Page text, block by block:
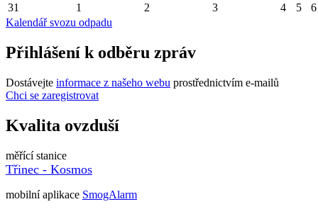
31 1 2 3 4 5
6
Kalendář svozu odpadu
Přihlášení k odběru zpráv
Dostávejte informace z našeho webu prostřednictvím e-mailů
Chci se zaregistrovat
Kvalita ovzduší
měřící stanice
Třinec - Kosmos
mobilní aplikace SmogAlarm